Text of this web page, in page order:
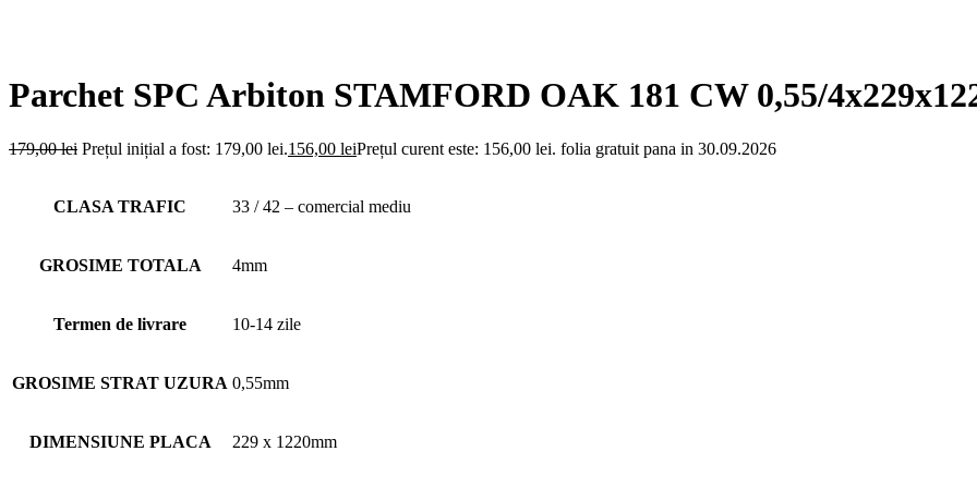
Parchet SPC Arbiton STAMFORD OAK 181 CW 0,55/
179,00lei Prețul inițial a fost: 179,00 lei.156,00 leiPrețul curent este: 156,00 lei. folia gratuit pana in 30.09.2026
CLASA TRAFIC 33 / 42 – comercial mediu
GROSIME TOTALA 4mm
Termen de livrare 10-14 zile
GROSIME STRAT UZURA 0,55mm
DIMENSIUNE PLACA 229 x 1220mm